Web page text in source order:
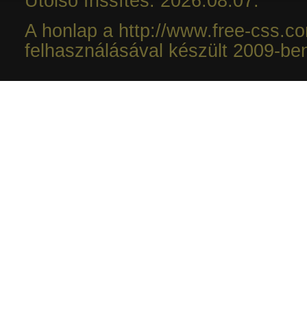
A honlap a http://www.free-
felhasználásával készült 2009-